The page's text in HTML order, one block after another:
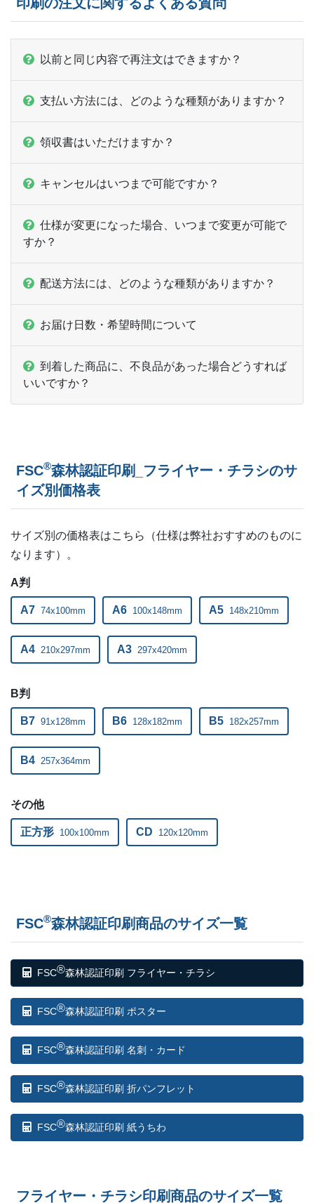
以前と同じ内容で再注文はできますか？
支払い方法には、どのような種類がありますか？
領収書はいただけますか？
キャンセルはいつまで可能ですか？
仕様が変更になった場合、いつまで変更が可能で
すか？
配送方法には、どのような種類がありますか？
お届け日数・希望時間について
到着した商品に、不良品があった場合どうすれば
いいですか？
FSC®森林認証印刷_フライヤー・チラシのサ
イズ別価格表
サイズ別の価格表はこちら（仕様は弊社おすすめのものに
なります）。
A判
A7 74x100mm A6 100x148mm A5 148x210mm
A4 210x297mm A3 297x420mm
B判
B7 91x128mm B6 128x182mm B5 182x257mm
B4 257x364mm
その他
正方形 100x100mm CD 120x120mm
FSC®森林認証印刷商品のサイズ一覧
FSC®森林認証印刷 フライヤー・チラシ
FSC®森林認証印刷 ポスター
FSC®森林認証印刷 名刺・カード
FSC®森林認証印刷 折パンフレット
FSC®森林認証印刷 紙うちわ
フライヤー・チラシ印刷商品のサイズ一覧